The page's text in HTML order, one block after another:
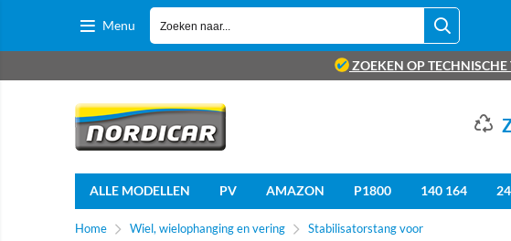
Menu
ZOEKEN OP
ALLE MODELLEN PV AMAZON P1800 140 164
Home Wiel, wielophanging en vering Stabilisatorstang voor